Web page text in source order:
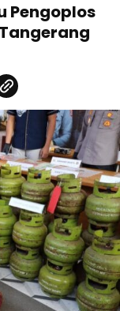
Pengoplos